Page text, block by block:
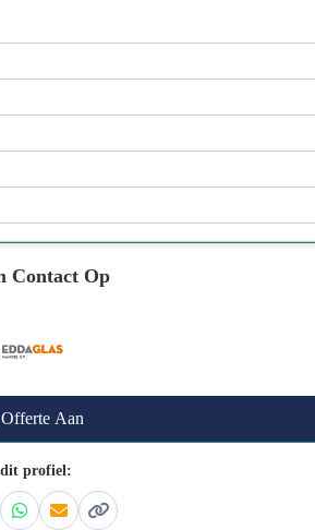
Contact Op
Aan
dit profiel:
Whatsapp
EmailKopieer link